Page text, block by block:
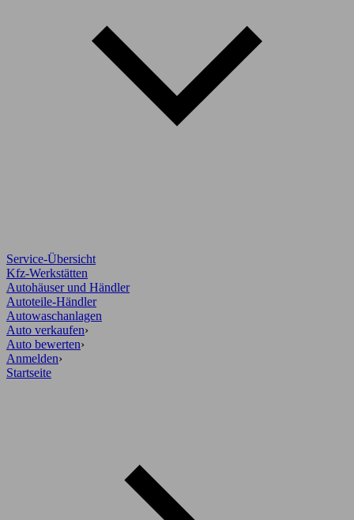
Service-Übersicht
Kfz-Werkstätten
Autohäuser und Händler
Autoteile-Händler
Autowaschanlagen
Auto verkaufen›
Auto bewerten›
Anmelden›
Startseite